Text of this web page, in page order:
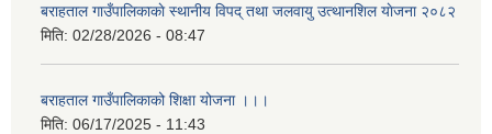
बराहताल गाउँपालिकाकाे स्थानीय विपद् तथा जलवायु उत्थानशिल याेजना २०८२
मिति: 02/28/2026 - 08:47
बराहताल गाउँपालिकाको शिक्षा योजना ।।।
मिति: 06/17/2025 - 11:43